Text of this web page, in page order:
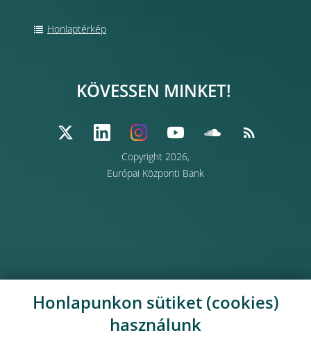
Honlaptérkép
Copyright 2026,
Európai Központi Bank
KÖVESSEN MINKET!
Honlapunkon sütiket (cookies)
használunk